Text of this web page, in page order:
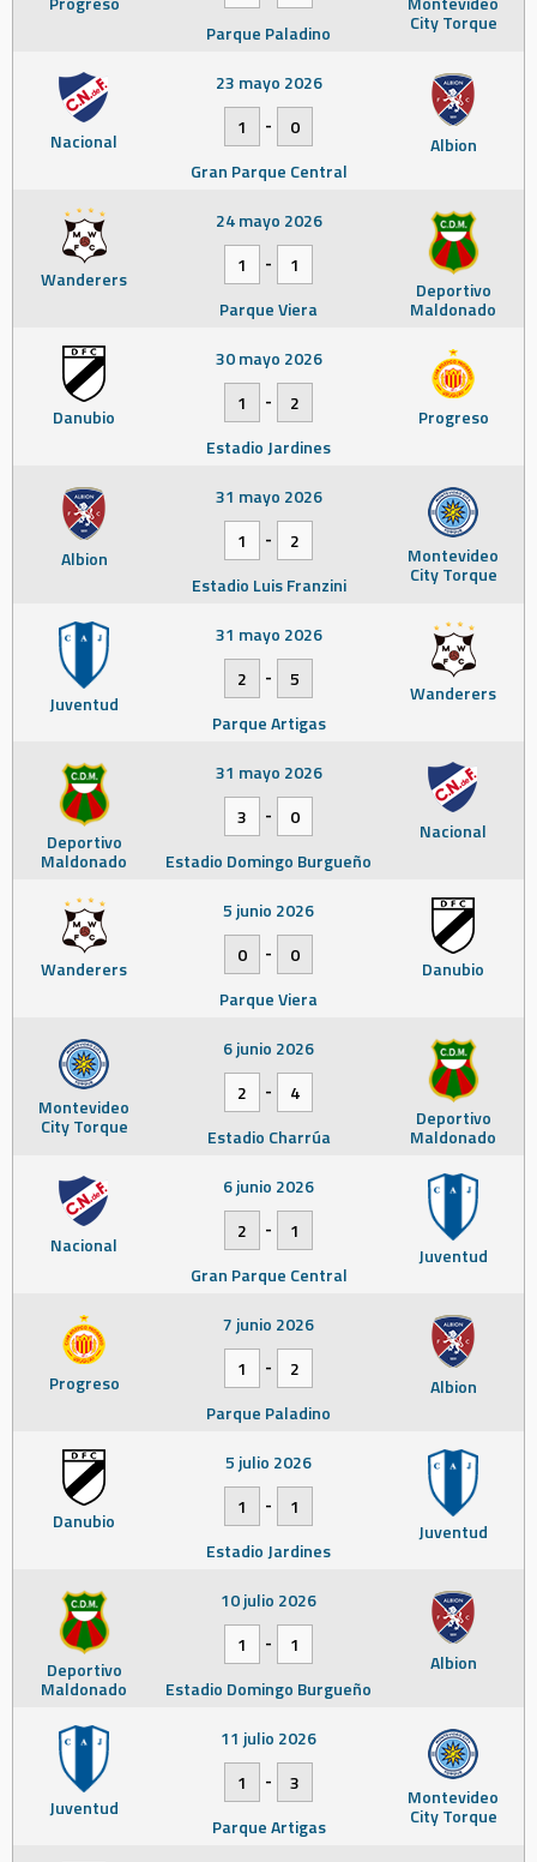
City Torque
Parque Paladino
Nacional Albion
23 mayo 2026
1
-
0
Gran Parque Central
Wanderers Deportivo
Maldonado
24 mayo 2026
1
-
1
Parque Viera
Danubio Progreso
30 mayo 2026
1
-
2
Estadio Jardines
Albion Montevideo
City Torque
31 mayo 2026
1
-
2
Estadio Luis Franzini
Juventud Wanderers
31 mayo 2026
2
-
5
Parque Artigas
Deportivo
Maldonado
Nacional
31 mayo 2026
3
-
0
Estadio Domingo Burgueño
Wanderers Danubio
5 junio 2026
0
-
0
Parque Viera
Montevideo
City Torque Deportivo
Maldonado
6 junio 2026
2
-
4
Estadio Charrúa
Nacional Juventud
6 junio 2026
2
-
1
Gran Parque Central
Progreso Albion
7 junio 2026
1
-
2
Parque Paladino
Danubio Juventud
5 julio 2026
1
-
1
Estadio Jardines
Deportivo
Maldonado
Albion
10 julio 2026
1
-
1
Estadio Domingo Burgueño
Juventud Montevideo
City Torque
11 julio 2026
1
-
3
Parque Artigas